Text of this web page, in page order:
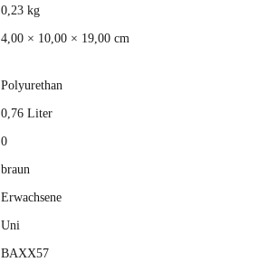
0,23 kg
4,00 × 10,00 × 19,00 cm
Polyurethan
0,76 Liter
0
braun
Erwachsene
Uni
BAXX57